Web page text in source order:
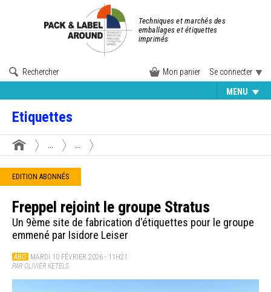
Techniques et marchés des
emballages et étiquettes
imprimés
Rechercher Mon panier Se connecter
MENU
Etiquettes
EDITION ABONNÉS
Freppel rejoint le groupe Stratus
Un 9ème site de fabrication d'étiquettes pour le groupe
emmené par Isidore Leiser
ABO MARDI 10 FÉVRIER 2026 - 11H21
PAR OLIVIER KETELS